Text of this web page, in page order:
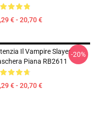
€ - 20,70 €
Il Vampire Slayer
Piana RB2611
€ - 20,70 €
-20%